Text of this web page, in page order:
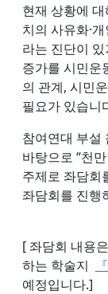
현재 상황에
치의 사유화·
라는 진단이
증가를 시민운
의 관계, 시민
필요가 있습니
참여연대 부설
바탕으로 “천
주제로 좌담회
좌담회를 진행
[ 좌담회 내용
하는 학술지
예정입니다.]